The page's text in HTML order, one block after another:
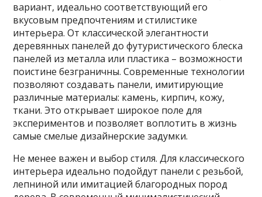
вариант, идеально соответствующий его
вкусовым предпочтениям и стилистике
интерьера. От классической элегантности
деревянных панелей до футуристического блеска
панелей из металла или пластика – возможности
поистине безграничны. Современные технологии
позволяют создавать панели, имитирующие
различные материалы: камень, кирпич, кожу,
ткани. Это открывает широкое поле для
экспериментов и позволяет воплотить в жизнь
самые смелые дизайнерские задумки.
Не менее важен и выбор стиля. Для классического
интерьера идеально подойдут панели с резьбой,
лепниной или имитацией благородных пород